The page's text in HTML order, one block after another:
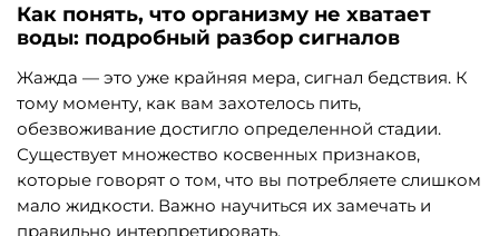
Как понять, что организму не хватает
воды: подробный разбор сигналов
Жажда — это уже крайняя мера, сигнал бедствия. К
тому моменту, как вам захотелось пить,
обезвоживание достигло определенной стадии.
Существует множество косвенных признаков,
которые говорят о том, что вы потребляете слишком
мало жидкости. Важно научиться их замечать и
правильно интерпретировать.